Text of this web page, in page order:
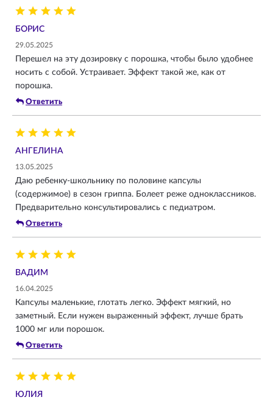
БОРИС
29.05.2025
Перешел на эту дозировку с порошка, чтобы было удобнее
носить с собой. Устраивает. Эффект такой же, как от
порошка.
Ответить
АНГЕЛИНА
13.05.2025
Даю ребенку-школьнику по половине капсулы
(содержимое) в сезон гриппа. Болеет реже одноклассников.
Предварительно консультировались с педиатром.
Ответить
ВАДИМ
16.04.2025
Капсулы маленькие, глотать легко. Эффект мягкий, но
заметный. Если нужен выраженный эффект, лучше брать
1000 мг или порошок.
Ответить
ЮЛИЯ